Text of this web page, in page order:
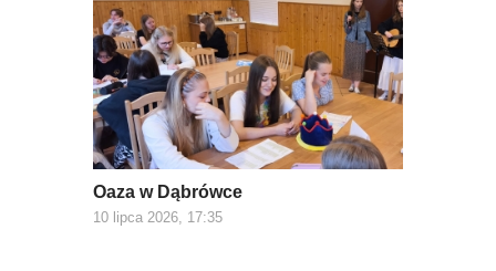
Oaza w Dąbrówce
10 lipca 2026, 17:35